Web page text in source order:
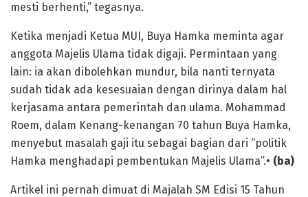
mesti berhenti,” tegasnya.
Ketika menjadi Ketua MUI, Buya Hamka meminta agar
anggota Majelis Ulama tidak digaji. Permintaan yang
lain: ia akan dibolehkan mundur, bila nanti ternyata
sudah tidak ada kesesuaian dengan dirinya dalam hal
kerjasama antara pemerintah dan ulama. Mohammad
Roem, dalam Kenang-kenangan 70 tahun Buya Hamka,
menyebut masalah gaji itu sebagai bagian dari “politik
Hamka menghadapi pembentukan Majelis Ulama”.• (ba)
Artikel ini pernah dimuat di Majalah SM Edisi 15 Tahun